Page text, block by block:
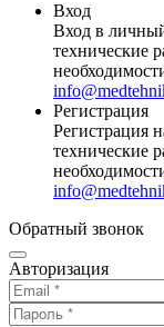
Вход
Вход в
технические
Регистрация
Регистрация
технические
Обратный звонок
Авторизация